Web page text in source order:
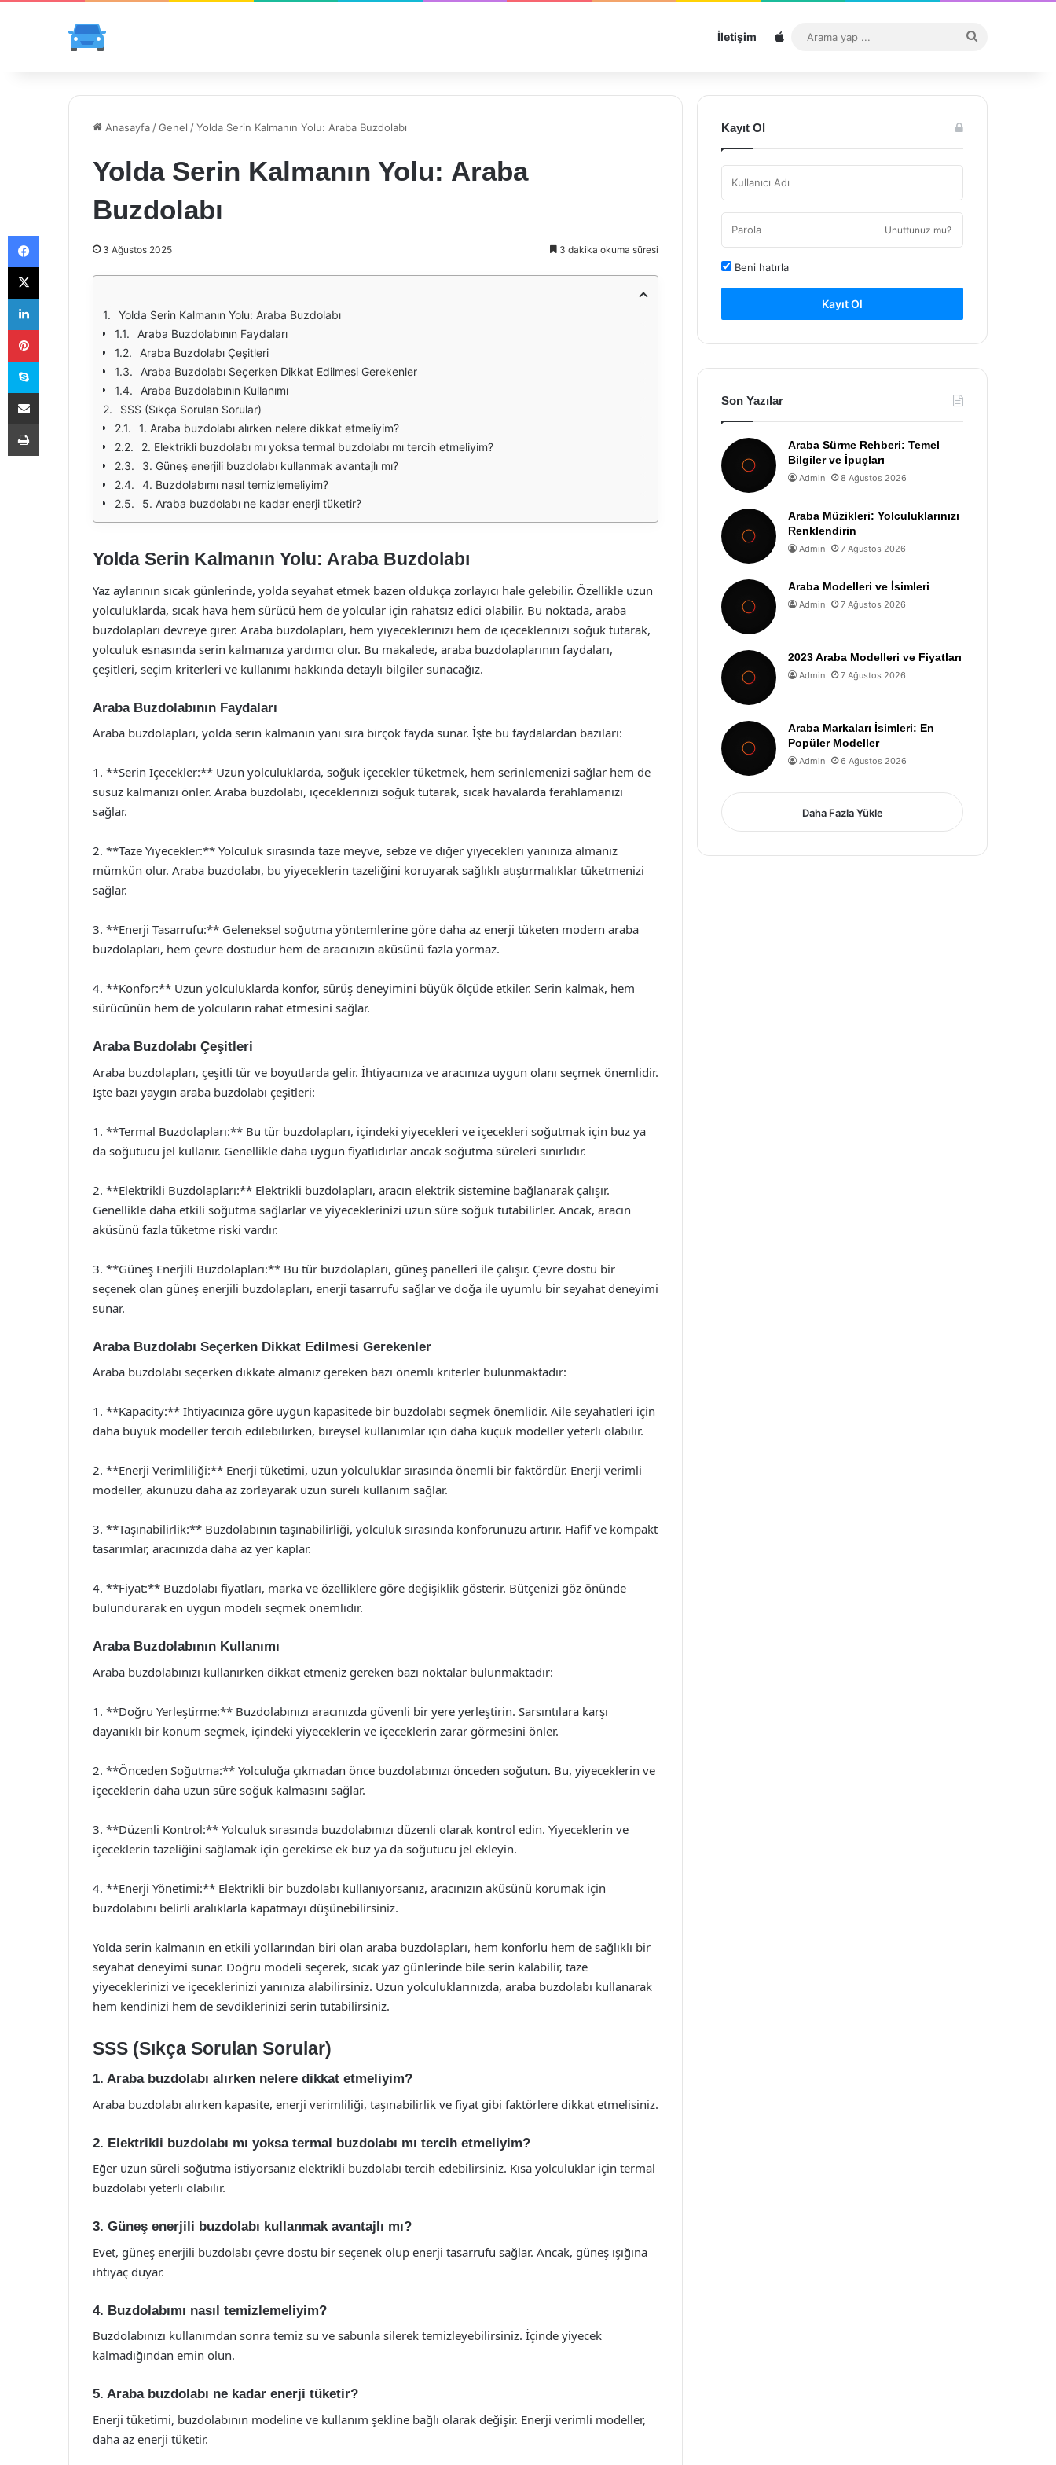
İletişim Sitemap
...
Anasayfa /Genel /Yolda Serin Kalmanın Yolu: Araba Buzdolabı
Yolda Serin Kalmanın Yolu: Araba
Buzdolabı
3 Ağustos 2025 3 dakika okuma süresi
Yolda Serin Kalmanın Yolu: Araba Buzdolabı
Araba Buzdolabının Faydaları
Araba Buzdolabı Çeşitleri
Araba Buzdolabı Seçerken Dikkat Edilmesi Gerekenler
Araba Buzdolabının Kullanımı
SSS (Sıkça Sorulan Sorular)
1. Araba buzdolabı alırken nelere dikkat etmeliyim?
2. Elektrikli buzdolabı mı yoksa termal buzdolabı mı tercih etmeliyim?
3. Güneş enerjili buzdolabı kullanmak avantajlı mı?
4. Buzdolabımı nasıl temizlemeliyim?
5. Araba buzdolabı ne kadar enerji tüketir?
Yolda Serin Kalmanın Yolu: Araba Buzdolabı
Yaz aylarının sıcak günlerinde, yolda seyahat etmek bazen oldukça zorlayıcı hale gelebilir. Özellikle uzun
yolculuklarda, sıcak hava hem sürücü hem de yolcular için rahatsız edici olabilir. Bu noktada, araba
buzdolapları devreye girer. Araba buzdolapları, hem yiyeceklerinizi hem de içeceklerinizi soğuk tutarak,
yolculuk esnasında serin kalmanıza yardımcı olur. Bu makalede, araba buzdolaplarının faydaları,
çeşitleri, seçim kriterleri ve kullanımı hakkında detaylı bilgiler sunacağız.
Araba Buzdolabının Faydaları
Araba buzdolapları, yolda serin kalmanın yanı sıra birçok fayda sunar. İşte bu faydalardan bazıları:
1. **Serin İçecekler:** Uzun yolculuklarda, soğuk içecekler tüketmek, hem serinlemenizi sağlar hem de
susuz kalmanızı önler. Araba buzdolabı, içeceklerinizi soğuk tutarak, sıcak havalarda ferahlamanızı
sağlar.
2. **Taze Yiyecekler:** Yolculuk sırasında taze meyve, sebze ve diğer yiyecekleri yanınıza almanız
mümkün olur. Araba buzdolabı, bu yiyeceklerin tazeliğini koruyarak sağlıklı atıştırmalıklar tüketmenizi
sağlar.
3. **Enerji Tasarrufu:** Geleneksel soğutma yöntemlerine göre daha az enerji tüketen modern araba
buzdolapları, hem çevre dostudur hem de aracınızın aküsünü fazla yormaz.
4. **Konfor:** Uzun yolculuklarda konfor, sürüş deneyimini büyük ölçüde etkiler. Serin kalmak, hem
sürücünün hem de yolcuların rahat etmesini sağlar.
Araba Buzdolabı Çeşitleri
Araba buzdolapları, çeşitli tür ve boyutlarda gelir. İhtiyacınıza ve aracınıza uygun olanı seçmek önemlidir.
İşte bazı yaygın araba buzdolabı çeşitleri:
1. **Termal Buzdolapları:** Bu tür buzdolapları, içindeki yiyecekleri ve içecekleri soğutmak için buz ya
da soğutucu jel kullanır. Genellikle daha uygun fiyatlıdırlar ancak soğutma süreleri sınırlıdır.
2. **Elektrikli Buzdolapları:** Elektrikli buzdolapları, aracın elektrik sistemine bağlanarak çalışır.
Genellikle daha etkili soğutma sağlarlar ve yiyeceklerinizi uzun süre soğuk tutabilirler. Ancak, aracın
aküsünü fazla tüketme riski vardır.
3. **Güneş Enerjili Buzdolapları:** Bu tür buzdolapları, güneş panelleri ile çalışır. Çevre dostu bir
seçenek olan güneş enerjili buzdolapları, enerji tasarrufu sağlar ve doğa ile uyumlu bir seyahat deneyimi
sunar.
Araba Buzdolabı Seçerken Dikkat Edilmesi Gerekenler
Araba buzdolabı seçerken dikkate almanız gereken bazı önemli kriterler bulunmaktadır:
1. **Kapacity:** İhtiyacınıza göre uygun kapasitede bir buzdolabı seçmek önemlidir. Aile seyahatleri için
daha büyük modeller tercih edilebilirken, bireysel kullanımlar için daha küçük modeller yeterli olabilir.
2. **Enerji Verimliliği:** Enerji tüketimi, uzun yolculuklar sırasında önemli bir faktördür. Enerji verimli
modeller, akünüzü daha az zorlayarak uzun süreli kullanım sağlar.
3. **Taşınabilirlik:** Buzdolabının taşınabilirliği, yolculuk sırasında konforunuzu artırır. Hafif ve kompakt
tasarımlar, aracınızda daha az yer kaplar.
4. **Fiyat:** Buzdolabı fiyatları, marka ve özelliklere göre değişiklik gösterir. Bütçenizi göz önünde
bulundurarak en uygun modeli seçmek önemlidir.
Araba Buzdolabının Kullanımı
Araba buzdolabınızı kullanırken dikkat etmeniz gereken bazı noktalar bulunmaktadır:
1. **Doğru Yerleştirme:** Buzdolabınızı aracınızda güvenli bir yere yerleştirin. Sarsıntılara karşı
dayanıklı bir konum seçmek, içindeki yiyeceklerin ve içeceklerin zarar görmesini önler.
2. **Önceden Soğutma:** Yolculuğa çıkmadan önce buzdolabınızı önceden soğutun. Bu, yiyeceklerin ve
içeceklerin daha uzun süre soğuk kalmasını sağlar.
3. **Düzenli Kontrol:** Yolculuk sırasında buzdolabınızı düzenli olarak kontrol edin. Yiyeceklerin ve
içeceklerin tazeliğini sağlamak için gerekirse ek buz ya da soğutucu jel ekleyin.
4. **Enerji Yönetimi:** Elektrikli bir buzdolabı kullanıyorsanız, aracınızın aküsünü korumak için
buzdolabını belirli aralıklarla kapatmayı düşünebilirsiniz.
Yolda serin kalmanın en etkili yollarından biri olan araba buzdolapları, hem konforlu hem de sağlıklı bir
seyahat deneyimi sunar. Doğru modeli seçerek, sıcak yaz günlerinde bile serin kalabilir, taze
yiyeceklerinizi ve içeceklerinizi yanınıza alabilirsiniz. Uzun yolculuklarınızda, araba buzdolabı kullanarak
hem kendinizi hem de sevdiklerinizi serin tutabilirsiniz.
SSS (Sıkça Sorulan Sorular)
1. Araba buzdolabı alırken nelere dikkat etmeliyim?
Araba buzdolabı alırken kapasite, enerji verimliliği, taşınabilirlik ve fiyat gibi faktörlere dikkat etmelisiniz.
2. Elektrikli buzdolabı mı yoksa termal buzdolabı mı tercih etmeliyim?
Eğer uzun süreli soğutma istiyorsanız elektrikli buzdolabı tercih edebilirsiniz. Kısa yolculuklar için termal
buzdolabı yeterli olabilir.
3. Güneş enerjili buzdolabı kullanmak avantajlı mı?
Evet, güneş enerjili buzdolabı çevre dostu bir seçenek olup enerji tasarrufu sağlar. Ancak, güneş ışığına
ihtiyaç duyar.
4. Buzdolabımı nasıl temizlemeliyim?
Buzdolabınızı kullanımdan sonra temiz su ve sabunla silerek temizleyebilirsiniz. İçinde yiyecek
kalmadığından emin olun.
5. Araba buzdolabı ne kadar enerji tüketir?
Enerji tüketimi, buzdolabının modeline ve kullanım şekline bağlı olarak değişir. Enerji verimli modeller,
daha az enerji tüketir.
Kayıt Ol
Unuttunuz mu?
Beni hatırla
Kayıt Ol
Son Yazılar
Araba Sürme Rehberi: Temel
Bilgiler ve İpuçları
Admin 8 Ağustos 2026
Araba Müzikleri: Yolculuklarınızı
Renklendirin
Admin 7 Ağustos 2026
Araba Modelleri ve İsimleri
Admin 7 Ağustos 2026
2023 Araba Modelleri ve Fiyatları
Admin 7 Ağustos 2026
Araba Markaları İsimleri: En
Popüler Modeller
Admin 6 Ağustos 2026
Daha Fazla Yükle
Facebook
X
LinkedIn
Pinterest
Skype
E-Posta ile paylaş